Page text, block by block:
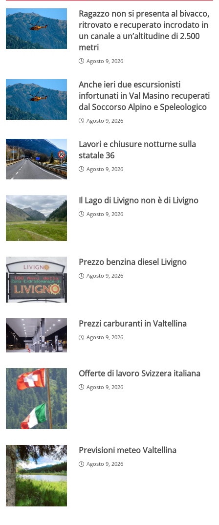
Ragazzo non si presenta al bivacco,
ritrovato e recuperato incrodato in
un canale a un’altitudine di 2.500
metri
Agosto 9, 2026
Anche ieri due escursionisti
infortunati in Val Masino recuperati
dal Soccorso Alpino e Speleologico
Agosto 9, 2026
Lavori e chiusure notturne sulla
statale 36
Agosto 9, 2026
Il Lago di Livigno non è di Livigno
Agosto 9, 2026
Prezzo benzina diesel Livigno
Agosto 9, 2026
Prezzi carburanti in Valtellina
Agosto 9, 2026
Offerte di lavoro Svizzera italiana
Agosto 9, 2026
Previsioni meteo Valtellina
Agosto 9, 2026